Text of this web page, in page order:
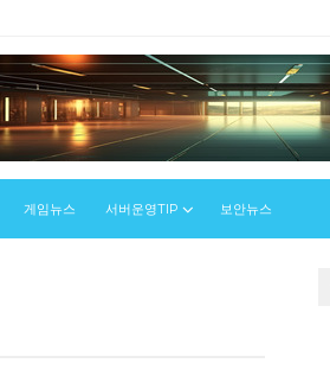
게임뉴스 서버운영TIP 보안뉴스